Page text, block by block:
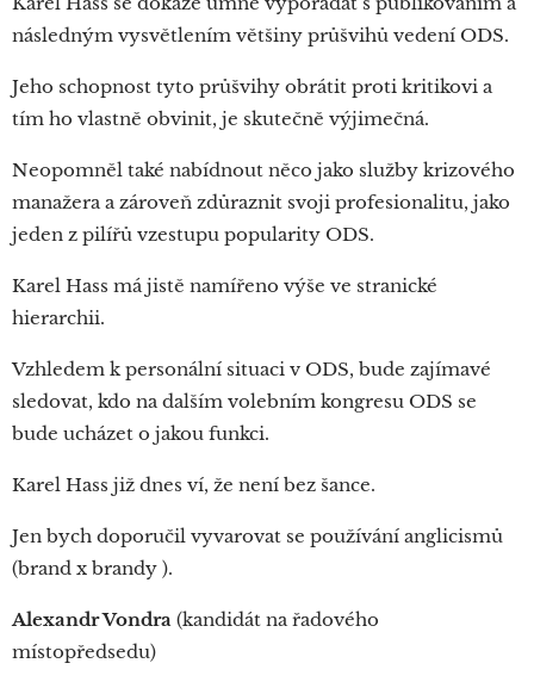
následným vysvětlením většiny průšvihů vedení ODS.
Jeho schopnost tyto průšvihy obrátit proti kritikovi a
tím ho vlastně obvinit, je skutečně výjimečná.
Neopomněl také nabídnout něco jako služby krizového
manažera a zároveň zdůraznit svoji profesionalitu, jako
jeden z pilířů vzestupu popularity ODS.
Karel Hass má jistě namířeno výše ve stranické
hierarchii.
Vzhledem k personální situaci v ODS, bude zajímavé
sledovat, kdo na dalším volebním kongresu ODS se
bude ucházet o jakou funkci.
Karel Hass již dnes ví, že není bez šance.
Jen bych doporučil vyvarovat se používání anglicismů
(brand x brandy ).
Alexandr Vondra (kandidát na řadového
místopředsedu)